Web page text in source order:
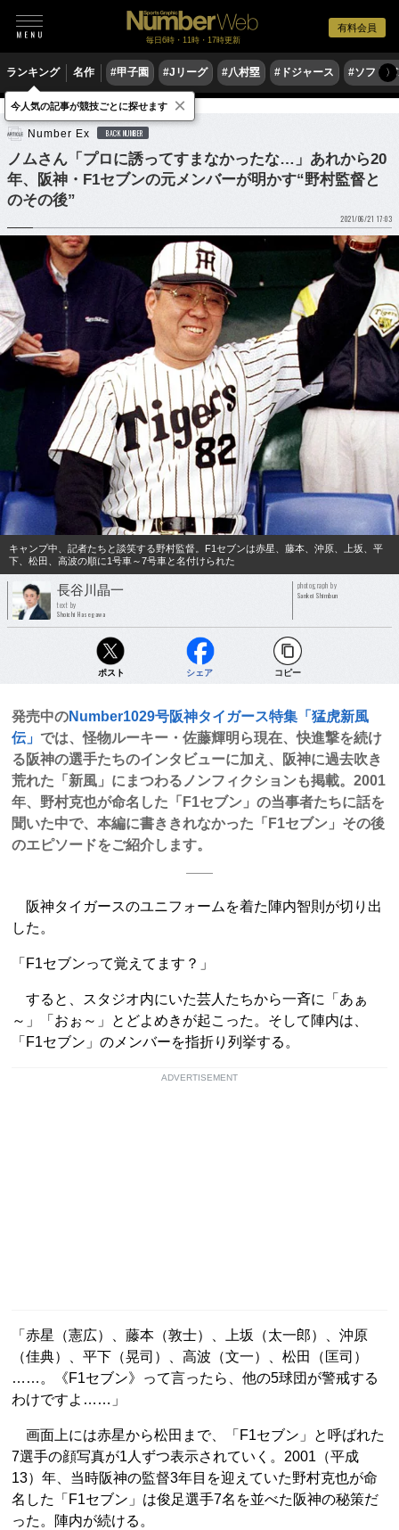
有料会員
毎日6時・11時・17時更新
ランキング 名作 #甲子園 #Jリーグ #八村塁 #ドジャース #ソフト〉
野球 プロ野球
Number Ex BACK NUMBER
ノムさん「プロに誘ってすまなかったな…」あれから20
年、阪神・F1セブンの元メンバーが明かす“野村監督と
のその後”
2021/06/21 17:03
キャンプ中、記者たちと談笑する野村監督。F1セブンは赤星、藤本、沖原、上坂、平
下、松田、高波の順に1号車～7号車と名付けられた
長谷川晶一
text by
Shoichi Hasegawa
photograph by
Sankei Shimbun
ポスト シェア コピー
発売中のNumber1029号阪神タイガース特集「猛虎新風
伝」 では、怪物ルーキー・佐藤輝明ら現在、快進撃を続け
る阪神の選手たちのインタビューに加え、阪神に過去吹き
荒れた「新風」にまつわるノンフィクションも掲載。2001
年、野村克也が命名した「F1セブン」の当事者たちに話を
聞いた中で、本編に書ききれなかった「F1セブン」その後
のエピソードをご紹介します。
阪神タイガースのユニフォームを着た陣内智則が切り出
した。
「F1セブンって覚えてます？」
すると、スタジオ内にいた芸人たちから一斉に「あぁ
～」「おぉ～」とどよめきが起こった。そして陣内は、
「F1セブン」のメンバーを指折り列挙する。
ADVERTISEMENT
「赤星（憲広）、藤本（敦士）、上坂（太一郎）、沖原
（佳典）、平下（晃司）、高波（文一）、松田（匡司）
……。《F1セブン》って言ったら、他の5球団が警戒する
わけですよ……」
画面上には赤星から松田まで、「F1セブン」と呼ばれた
7選手の顔写真が1人ずつ表示されていく。2001（平成
13）年、当時阪神の監督3年目を迎えていた野村克也が命
名した「F1セブン」は俊足選手7名を並べた阪神の秘策だ
った。陣内が続ける。
今人気の記事が競技ごとに探せます ×